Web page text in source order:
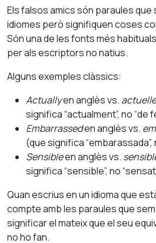
Els falsos amics són paraules
idiomes però signifiquen coses
Són una de les fonts més
per als escriptors no natius.
Alguns exemples clàssics:
Actuallyen anglès vs.
significa “actualment”, no “de
Embarrasseden anglès vs.
(que significa “embarassada”,
Sensibleen anglès vs.
significa “sensible”, no
Quan escrius en un idioma que
compte amb les paraules que
significar el mateix que el seu
no ho fan.